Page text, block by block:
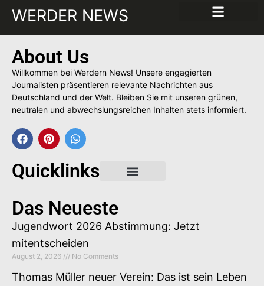
WERDER NEWS
About Us
Willkommen bei Werdern News! Unsere engagierten
Journalisten präsentieren relevante Nachrichten aus
Deutschland und der Welt. Bleiben Sie mit unseren grünen,
neutralen und abwechslungsreichen Inhalten stets informiert.
Quicklinks
Das Neueste
Jugendwort 2026 Abstimmung: Jetzt
mitentscheiden
August 2, 2026 No Comments
Thomas Müller neuer Verein: Das ist sein Leben